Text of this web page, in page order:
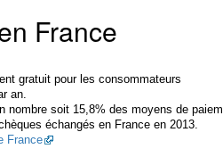
France
gratuit pour les consommateurs
an.
nombre soit 15,8% des moyens de
échangés en France en 2013.
France